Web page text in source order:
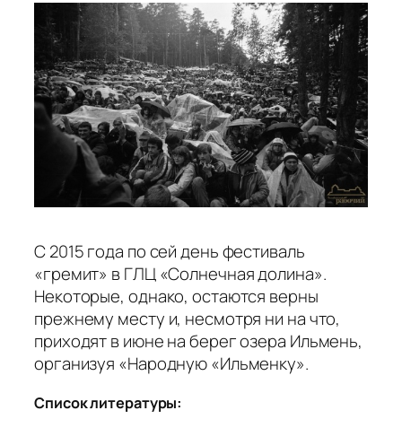
С 2015 года по сей день фестиваль
«гремит» в ГЛЦ «Солнечная долина».
Некоторые, однако, остаются верны
прежнему месту и, несмотря ни на что,
приходят в июне на берег озера Ильмень,
организуя «Народную «Ильменку».
Список литературы: